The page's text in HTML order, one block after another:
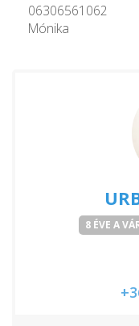
06306561062
Mónika
8 ÉVE A